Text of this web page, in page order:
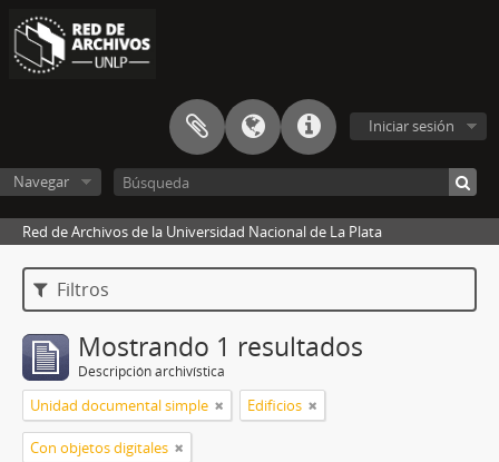
Iniciar sesión
Navegar
Red de Archivos de la Universidad Nacional de La Plata
Filtros
Mostrando 1 resultados
Descripción archivística
Unidad documental simple Edificios
Con objetos digitales